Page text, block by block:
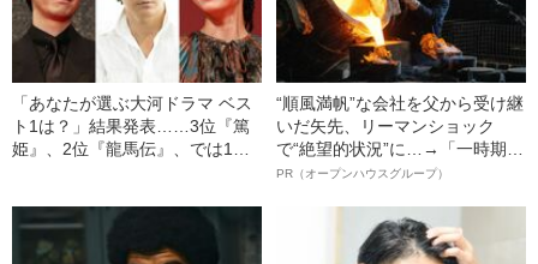
「あなたが選ぶ大河ドラマ ベス
ト1は？」結果発表……3位『篤
姫』、2位『龍馬伝』、では1位
“順風満帆”な会社を父から受け継
いだ矢先、リーマンショック
で“絶望的状況”に…→「一時期は
納品3年待ち」のヒット商品を生
明かす、“逆転の戦術”
PR（オープンハウスグループ）